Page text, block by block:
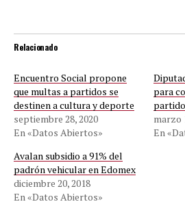
Relacionado
Encuentro Social propone
que multas a partidos se
destinen a cultura y deporte
septiembre 28, 2020
En «Datos Abiertos»
para
marzo
En
Avalan subsidio a 91% del
padrón vehicular en Edomex
diciembre 20, 2018
En «Datos Abiertos»